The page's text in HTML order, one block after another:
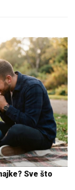
Sve što